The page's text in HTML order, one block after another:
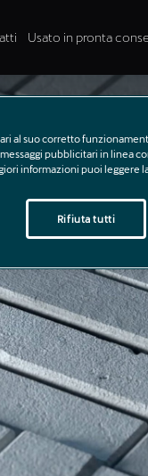
Usato in pronta
al suo corretto
pubblicitari in linea
informazioni puoi leggere
Rifiuta tutti